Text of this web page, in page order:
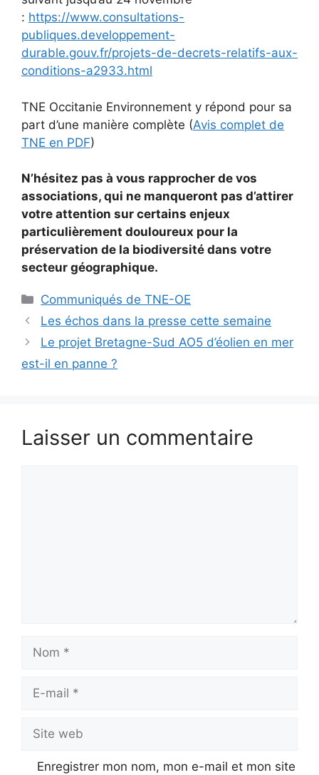
: https://www.consultations-
publiques.developpement-
durable.gouv.fr/projets-de-decrets-relatifs-aux-
conditions-a2933.html
TNE Occitanie Environnement y répond pour sa
part d’une manière complète (Avis complet de
TNE en PDF)
N’hésitez pas à vous rapprocher de vos
associations, qui ne manqueront pas d’attirer
votre attention sur certains enjeux
particulièrement douloureux pour la
préservation de la biodiversité dans votre
secteur géographique.
Catégories
Communiqués de TNE-OE
Les échos dans la presse cette semaine
Le projet Bretagne-Sud AO5 d’éolien en mer
est-il en panne ?
Laisser un commentaire
Nom
Site
web
Enregistrer mon nom, mon e-mail et mon site